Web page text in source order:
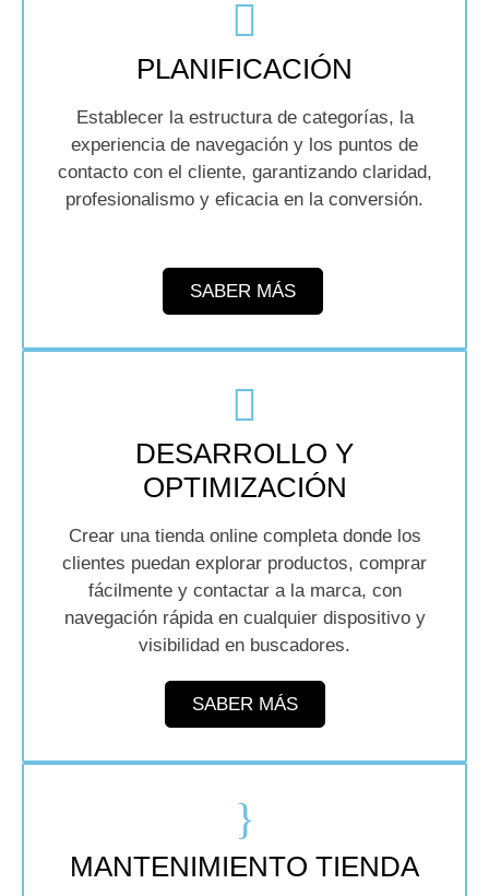
PLANIFICACIÓN
Establecer la estructura de categorías, la
experiencia de navegación y los puntos de
contacto con el cliente, garantizando claridad,
profesionalismo y eficacia en la conversión.
SABER MÁS
DESARROLLO Y
OPTIMIZACIÓN
Crear una tienda online completa donde los
clientes puedan explorar productos, comprar
fácilmente y contactar a la marca, con
navegación rápida en cualquier dispositivo y
visibilidad en buscadores.
SABER MÁS
MANTENIMIENTO TIENDA